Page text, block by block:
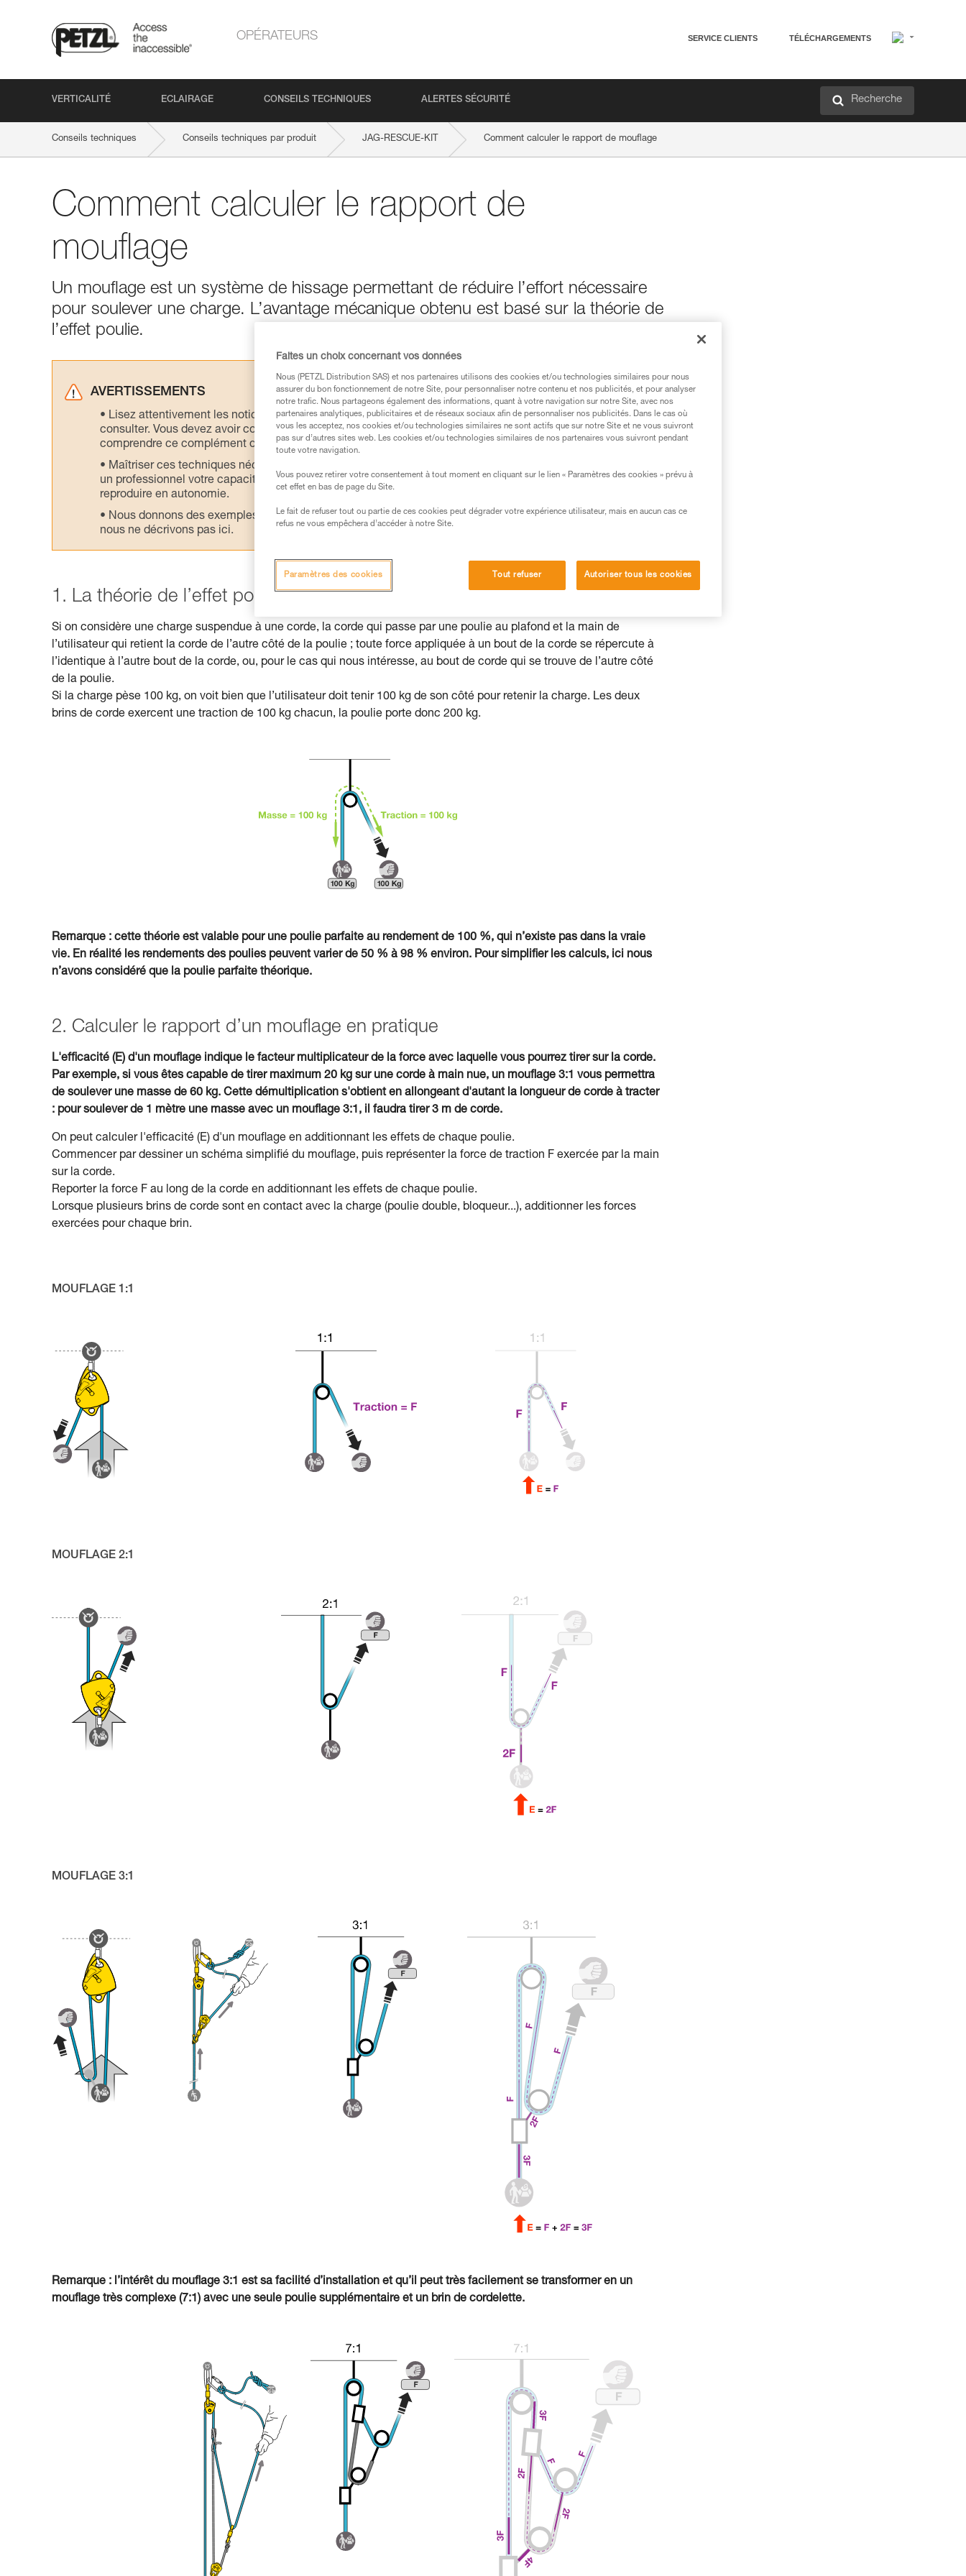
OPÉRATEURS SERVICE CLIENTS TÉLÉCHARGEMENTS
VERTICALITÉ ECLAIRAGE CONSEILS TECHNIQUES ALERTES SÉCURITÉ Recherche
Conseils techniques Conseils techniques par produit JAG-RESCUE-KIT Comment calculer le rapport de mouflage
Comment calculer le rapport de
mouflage
Un mouflage est un système de hissage permettant de réduire l’effort nécessaire
pour soulever une charge. L’avantage mécanique obtenu est basé sur la théorie de
l’effet poulie.
AVERTISSEMENTS
Lisez attentivement les notices techniques des produits utilisés dans ce conseil avant de le
consulter. Vous devez avoir compris les informations de la notice technique pour pouvoir
comprendre ce complément d’informations.
Maîtriser ces techniques nécessite une formation et un entraînement spécifique. Validez avec
un professionnel votre capacité à refaire la manipulation, seul, en toute sécurité, avant de la
reproduire en autonomie.
Nous donnons des exemples de techniques liées à votre activité. Il peut en exister d’autres que
nous ne décrivons pas ici.
1. La théorie de l’effet poulie
Si on considère une charge suspendue à une corde, la corde qui passe par une poulie au plafond et la main de
l’utilisateur qui retient la corde de l’autre côté de la poulie ; toute force appliquée à un bout de la corde se répercute à
l’identique à l’autre bout de la corde, ou, pour le cas qui nous intéresse, au bout de corde qui se trouve de l’autre côté
de la poulie.
Si la charge pèse 100 kg, on voit bien que l’utilisateur doit tenir 100 kg de son côté pour retenir la charge. Les deux
brins de corde exercent une traction de 100 kg chacun, la poulie porte donc 200 kg.
Remarque : cette théorie est valable pour une poulie parfaite au rendement de 100 %, qui n’existe pas dans la vraie
vie. En réalité les rendements des poulies peuvent varier de 50 % à 98 % environ. Pour simplifier les calculs, ici nous
n’avons considéré que la poulie parfaite théorique.
2. Calculer le rapport d’un mouflage en pratique
L'efficacité (E) d'un mouflage indique le facteur multiplicateur de la force avec laquelle vous pourrez tirer sur la corde.
Par exemple, si vous êtes capable de tirer maximum 20 kg sur une corde à main nue, un mouflage 3:1 vous permettra
de soulever une masse de 60 kg. Cette démultiplication s'obtient en allongeant d'autant la longueur de corde à tracter
: pour soulever de 1 mètre une masse avec un mouflage 3:1, il faudra tirer 3 m de corde.
On peut calculer l'efficacité (E) d'un mouflage en additionnant les effets de chaque poulie.
Commencer par dessiner un schéma simplifié du mouflage, puis représenter la force de traction F exercée par la main
sur la corde.
Reporter la force F au long de la corde en additionnant les effets de chaque poulie.
Lorsque plusieurs brins de corde sont en contact avec la charge (poulie double, bloqueur...), additionner les forces
exercées pour chaque brin.
MOUFLAGE 1:1
MOUFLAGE 2:1
MOUFLAGE 3:1
Remarque : l’intérêt du mouflage 3:1 est sa facilité d’installation et qu’il peut très facilement se transformer en un
mouflage très complexe (7:1) avec une seule poulie supplémentaire et un brin de cordelette.
Faites un choix concernant vos données
Nous (PETZL Distribution SAS) et nos partenaires utilisons des cookies et/ou technologies similaires pour nous
assurer du bon fonctionnement de notre Site, pour personnaliser notre contenu et nos publicités, et pour analyser
notre trafic. Nous partageons également des informations, quant à votre navigation sur notre Site, avec nos
partenaires analytiques, publicitaires et de réseaux sociaux afin de personnaliser nos publicités. Dans le cas où
vous les acceptez, nos cookies et/ou technologies similaires ne sont actifs que sur notre Site et ne vous suivront
pas sur d’autres sites web. Les cookies et/ou technologies similaires de nos partenaires vous suivront pendant
toute votre navigation.
Vous pouvez retirer votre consentement à tout moment en cliquant sur le lien « Paramètres des cookies » prévu à
cet effet en bas de page du Site.
Le fait de refuser tout ou partie de ces cookies peut dégrader votre expérience utilisateur, mais en aucun cas ce
refus ne vous empêchera d’accéder à notre Site.
Tout refuser Autoriser tous les cookies
Paramètres des cookies